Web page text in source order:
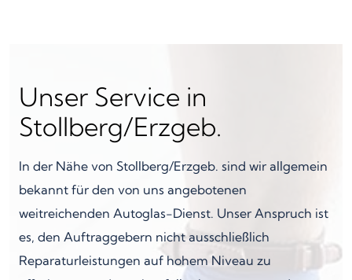
Unser Service in
Stollberg/Erzgeb.
In der Nähe von Stollberg/Erzgeb. sind wir allgemein
bekannt für den von uns angebotenen
weitreichenden Autoglas-Dienst. Unser Anspruch ist
es, den Auftraggebern nicht ausschließlich
Reparaturleistungen auf hohem Niveau zu